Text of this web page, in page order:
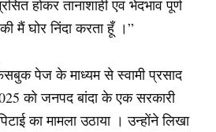
होकर तानाशाही एवं भेदभाव पूर्ण
मैं घोर निंदा करता हूँ ।”
पेज के माध्यम से स्वामी प्रसाद
को जनपद बांदा के एक सरकारी
का मामला उठाया । उन्होंने लिखा